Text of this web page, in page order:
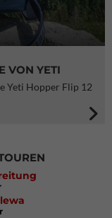
VON YETI
Yeti Hopper Flip 12